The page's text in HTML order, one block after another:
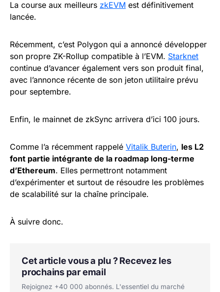
La course aux meilleurs zkEVM est définitivement
lancée.
Récemment, c’est Polygon qui a annoncé développer
son propre ZK-Rollup compatible à l’EVM. Starknet
continue d’avancer également vers son produit final,
avec l’annonce récente de son jeton utilitaire prévu
pour septembre.
Enfin, le mainnet de zkSync arrivera d’ici 100 jours.
Comme l’a récemment rappelé Vitalik Buterin, les L2
font partie intégrante de la roadmap long-terme
d’Ethereum. Elles permettront notamment
d’expérimenter et surtout de résoudre les problèmes
de scalabilité sur la chaîne principale.
À suivre donc.
Cet article vous a plu ? Recevez les
prochains par email
Rejoignez +40 000 abonnés. L'essentiel du marché